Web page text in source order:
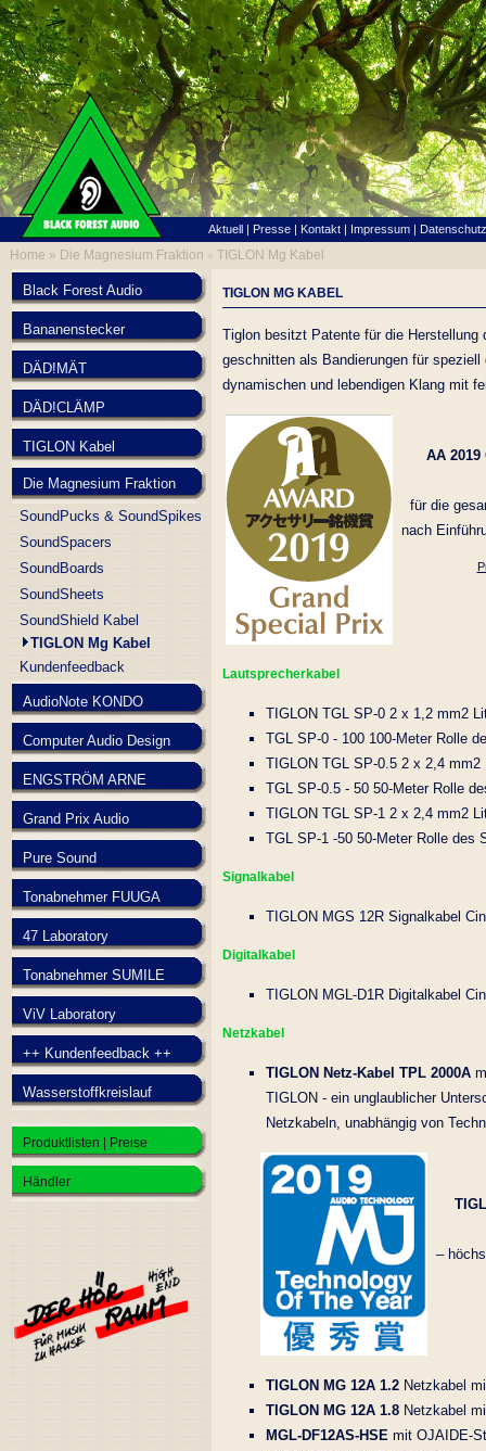
Aktuell | Presse | Kontakt | Impressum | Datenschutz
Home » Die Magnesium Fraktion » TIGLON Mg Kabel
Black Forest Audio
Bananenstecker
DÄD!MÄT
DÄD!CLÄMP
TIGLON Kabel
Die Magnesium Fraktion
SoundPucks & SoundSpikes
SoundSpacers
SoundBoards
SoundSheets
SoundShield Kabel
TIGLON Mg Kabel
Kundenfeedback
AudioNote KONDO
Computer Audio Design
ENGSTRÖM ARNE
Grand Prix Audio
Pure Sound
Tonabnehmer FUUGA
47 Laboratory
Tonabnehmer SUMILE
ViV Laboratory
++ Kundenfeedback ++
Wasserstoffkreislauf
Produktlisten | Preise
Händler
TIGLON MG KABEL
Tiglon besitzt Patente für die Herstellung
geschnitten als Bandierungen für
dynamischen und lebendigen Klang mit
AA
für die
nach
Lautsprecherkabel
TIGLON TGL SP-0 2 x 1,2 mm2
TGL SP-0 - 100 100-Meter Rolle
TIGLON TGL SP-0.5 2 x 2,4
TGL SP-0.5 - 50 50-Meter Rolle
TIGLON TGL SP-1 2 x 2,4 mm2
TGL SP-1 -50 50-Meter Rolle des
Signalkabel
TIGLON MGS 12R Signalkabel
Digitalkabel
TIGLON MGL-D1R Digitalkabel
Netzkabel
TIGLON Netz-Kabel TPL 2000A
TIGLON - ein unglaublicher
Netzkabeln, unabhängig von
–
TIGLON MG 12A 1.2 Netzkabel
TIGLON MG 12A 1.8 Netzkabel
MGL-DF12AS-HSE mit OJAIDE-